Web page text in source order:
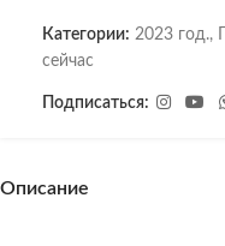
Категории: 2023 год.,
сейчас
Подписаться:
Описание